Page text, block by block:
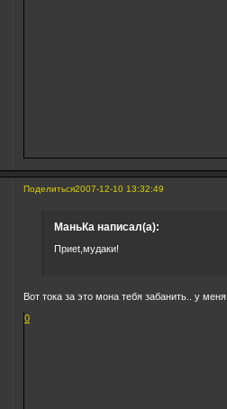
Поделиться2007-12-10 13:32:49
МаньКа написал(а):
Приet,мудаки!
Вот тока за это мона тебя забанить.. у
0